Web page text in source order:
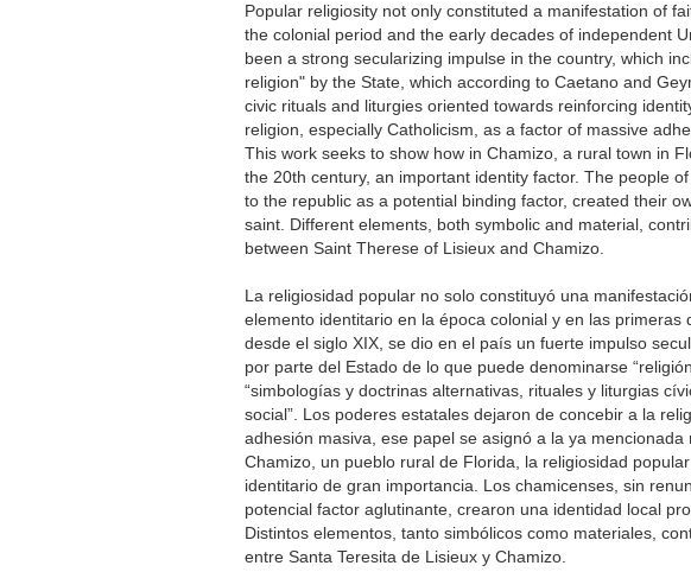
Popular religiosity not only constituted a manifestation of
the colonial period and the early decades of independent
been a strong secularizing impulse in the country, which
religion" by the State, which according to Caetano and
civic rituals and liturgies oriented towards reinforcing
religion, especially Catholicism, as a factor of massive
This work seeks to show how in Chamizo, a rural town in
the 20th century, an important identity factor. The people
to the republic as a potential binding factor, created their
saint. Different elements, both symbolic and material,
between Saint Therese of Lisieux and Chamizo.
La religiosidad popular no solo constituyó una
elemento identitario en la época colonial y en las
desde el siglo XIX, se dio en el país un fuerte impulso
por parte del Estado de lo que puede denominarse
“simbologías y doctrinas alternativas, rituales y liturgias
social”. Los poderes estatales dejaron de concebir a la
adhesión masiva, ese papel se asignó a la ya
Chamizo, un pueblo rural de Florida, la religiosidad
identitario de gran importancia. Los chamicenses, sin
potencial factor aglutinante, crearon una identidad local
Distintos elementos, tanto simbólicos como materiales,
entre Santa Teresita de Lisieux y Chamizo.